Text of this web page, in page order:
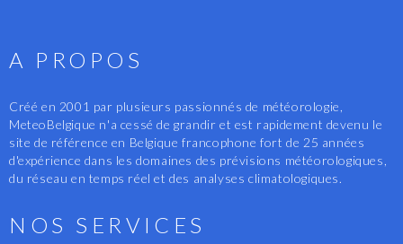
A PROPOS
Créé en 2001 par plusieurs passionnés de météorologie,
MeteoBelgique n'a cessé de grandir et est rapidement devenu le
site de référence en Belgique francophone fort de 25 années
d'expérience dans les domaines des prévisions météorologiques,
du réseau en temps réel et des analyses climatologiques.
NOS SERVICES